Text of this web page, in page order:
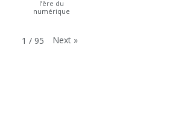
l’ère du
numérique
1 / 95 Next »